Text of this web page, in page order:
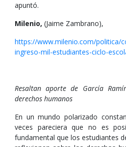
apuntó.
Milenio, (Jaime Zambrano),
https://www.milenio.com/politica/
ingreso-mil-estudiantes-ciclo-
Resaltan aporte de García
derechos humanos
En un mundo polarizado
veces pareciera que no es
fundamental que los estudiantes